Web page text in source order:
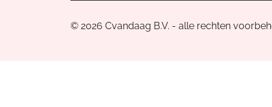
© 2026 Cvandaag B.V. - alle rechten